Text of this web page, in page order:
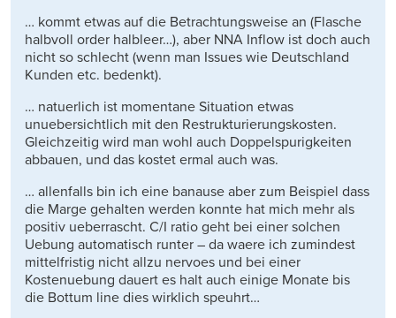
… kommt etwas auf die Betrachtungsweise an (Flasche
halbvoll order halbleer…), aber NNA Inflow ist doch auch
nicht so schlecht (wenn man Issues wie Deutschland
Kunden etc. bedenkt).
… natuerlich ist momentane Situation etwas
unuebersichtlich mit den Restrukturierungskosten.
Gleichzeitig wird man wohl auch Doppelspurigkeiten
abbauen, und das kostet ermal auch was.
… allenfalls bin ich eine banause aber zum Beispiel dass
die Marge gehalten werden konnte hat mich mehr als
positiv ueberrascht. C/I ratio geht bei einer solchen
Uebung automatisch runter – da waere ich zumindest
mittelfristig nicht allzu nervoes und bei einer
Kostenuebung dauert es halt auch einige Monate bis
die Bottum line dies wirklich speuhrt…